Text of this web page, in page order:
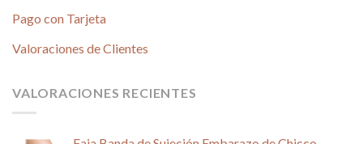
Pago con Tarjeta
Valoraciones de Clientes
VALORACIONES RECIENTES